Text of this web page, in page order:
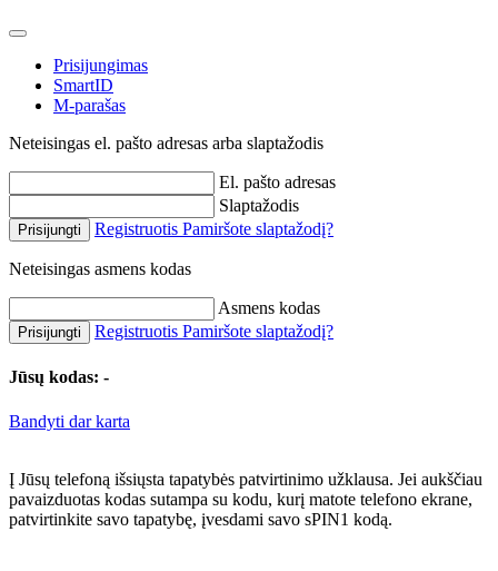
Prisijungimas
SmartID
M-parašas
Neteisingas el. pašto adresas arba slaptažodis
El. pašto adresas
Slaptažodis
Prisijungti Registruotis Pamiršote slaptažodį?
Neteisingas asmens kodas
Asmens kodas
Prisijungti Registruotis Pamiršote slaptažodį?
Jūsų kodas: -
Bandyti dar karta
Į Jūsų telefoną išsiųsta tapatybės patvirtinimo užklausa. Jei aukščiau
pavaizduotas kodas sutampa su kodu, kurį matote telefono ekrane,
patvirtinkite savo tapatybę, įvesdami savo sPIN1 kodą.